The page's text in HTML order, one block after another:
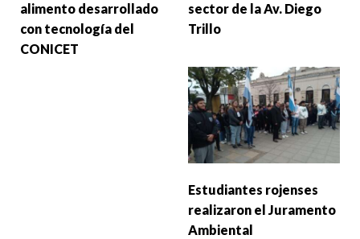
alimento desarrollado
con tecnología del
CONICET
sector de la Av. Diego
Trillo
Estudiantes rojenses
realizaron el Juramento
Ambiental